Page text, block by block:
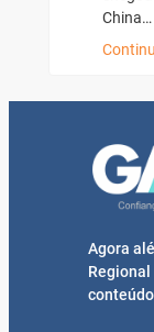
China…
Agora